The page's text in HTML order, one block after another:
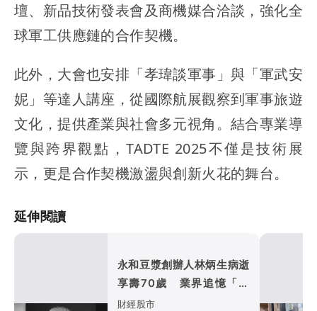
壇、新品技術發表會及商機媒合洽談，強化全
球軍工供應鏈的合作契機。
此外，大會也安排「孝瑋談軍事」與「軍武安
妮」等達人講座，從國際航展觀察到軍事旅遊
文化，提供產業與社會多元視角。結合專業導
覽與跨界觀點，TADTE 2025不僅是技術展
示，更是合作契機激盪與創新火花的舞台。
延伸閱讀
永和豆漿創辦人林炳生病逝
享壽70歲 業界追憶「照
亮別人的燈塔」
財經股市